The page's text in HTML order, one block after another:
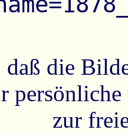
daß die
zur